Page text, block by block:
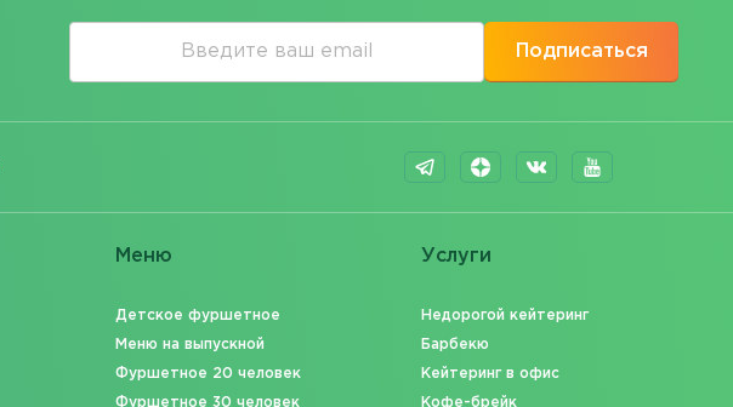
Подписаться
Меню
Детское фуршетное
Меню на выпускной
Фуршетное 20 человек
Фуршетное 30 человек
Услуги
Недорогой кейтеринг
Барбекю
Кейтеринг в офис
Кофе-брейк